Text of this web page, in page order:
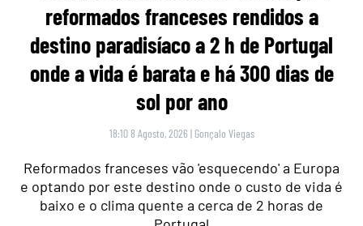
reformados franceses rendidos a
destino paradisíaco a 2 h de Portugal
onde a vida é barata e há 300 dias de
sol por ano
18:10 8 Agosto, 2026 | Gonçalo Viegas
Reformados franceses vão 'esquecendo' a Europa
e optando por este destino onde o custo de vida é
baixo e o clima quente a cerca de 2 horas de